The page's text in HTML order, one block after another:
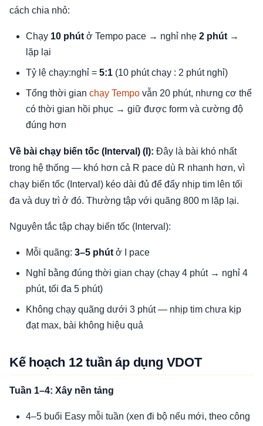
cách chia nhỏ:
Chạy 10 phút ở Tempo pace → nghỉ nhẹ 2 phút →
lặp lại
Tỷ lệ chạy:nghỉ = 5:1 (10 phút chạy : 2 phút nghỉ)
Tổng thời gian chạy Tempo vẫn 20 phút, nhưng cơ thể
có thời gian hồi phục → giữ được form và cường độ
đúng hơn
Về bài chạy biến tốc (Interval) (I): Đây là bài khó nhất
trong hệ thống — khó hơn cả R pace dù R nhanh hơn, vì
chạy biến tốc (Interval) kéo dài đủ để đẩy nhịp tim lên tối
đa và duy trì ở đó. Thường tập với quãng 800 m lặp lại.
Nguyên tắc tập chạy biến tốc (Interval):
Mỗi quãng: 3–5 phút ở I pace
Nghỉ bằng đúng thời gian chạy (chạy 4 phút → nghỉ 4
phút, tối đa 5 phút)
Không chạy quãng dưới 3 phút — nhịp tim chưa kịp
đạt max, bài không hiệu quả
Kế hoạch 12 tuần áp dụng VDOT
Tuần 1–4: Xây nền tảng
4–5 buổi Easy mỗi tuần (xen đi bộ nếu mới, theo công